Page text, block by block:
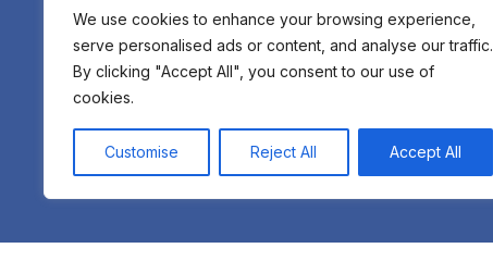
We use cookies to enhance your browsing experience,
serve personalised ads or content, and analyse our traffic.
By clicking "Accept All", you consent to our use of
cookies.
Customise Reject All Accept All